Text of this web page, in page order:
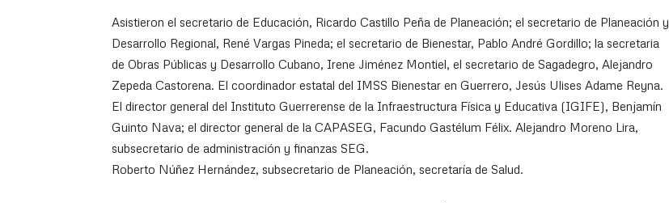
Asistieron el secretario de Educación, Ricardo Castillo Peña de Planeación; el secretario de Planeación y
Desarrollo Regional, René Vargas Pineda; el secretario de Bienestar, Pablo André Gordillo; la secretaria
de Obras Públicas y Desarrollo Cubano, Irene Jiménez Montiel, el secretario de Sagadegro, Alejandro
Zepeda Castorena. El coordinador estatal del IMSS Bienestar en Guerrero, Jesús Ulises Adame Reyna.
El director general del Instituto Guerrerense de la Infraestructura Física y Educativa (IGIFE), Benjamín
Guinto Nava; el director general de la CAPASEG, Facundo Gastélum Félix. Alejandro Moreno Lira,
subsecretario de administración y finanzas SEG.
Roberto Núñez Hernández, subsecretario de Planeación, secretaría de Salud.